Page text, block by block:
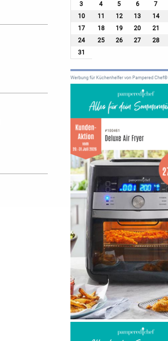
3
4 5 6 7
10
11 12 13 14
17
18 19 20 21
24
25 26 27 28
31
Werbung für Küchenhelfer von Pampered Chef®